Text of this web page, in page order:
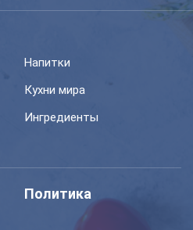
Напитки
Кухни мира
Ингредиенты
Политика